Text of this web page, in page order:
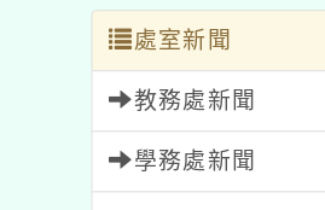
處室新聞
教務處新聞
學務處新聞